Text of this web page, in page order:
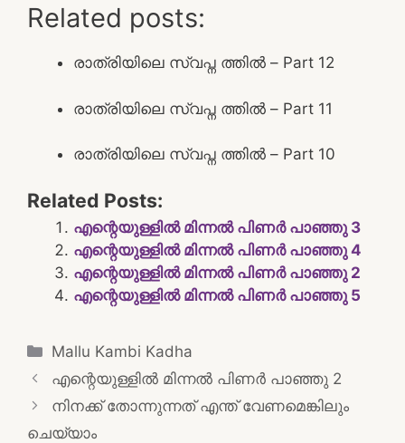
Related posts:
രാത്രിയിലെ സ്വപ്ന ത്തിൽ – Part 12
രാത്രിയിലെ സ്വപ്ന ത്തിൽ – Part 11
രാത്രിയിലെ സ്വപ്ന ത്തിൽ – Part 10
Related Posts:
എന്റെയുള്ളില്‍ മിന്നല്‍ പിണര്‍ പാഞ്ഞു 3
എന്റെയുള്ളില്‍ മിന്നല്‍ പിണര്‍ പാഞ്ഞു 4
എന്റെയുള്ളില്‍ മിന്നല്‍ പിണര്‍ പാഞ്ഞു 2
എന്റെയുള്ളില്‍ മിന്നല്‍ പിണര്‍ പാഞ്ഞു 5
Categories
Mallu Kambi Kadha
Post
navigation
എന്റെയുള്ളില്‍ മിന്നല്‍ പിണര്‍ പാഞ്ഞു 2
നിനക്ക് തോന്നുന്നത് എന്ത് വേണമെങ്കിലും
ചെയ്യാം